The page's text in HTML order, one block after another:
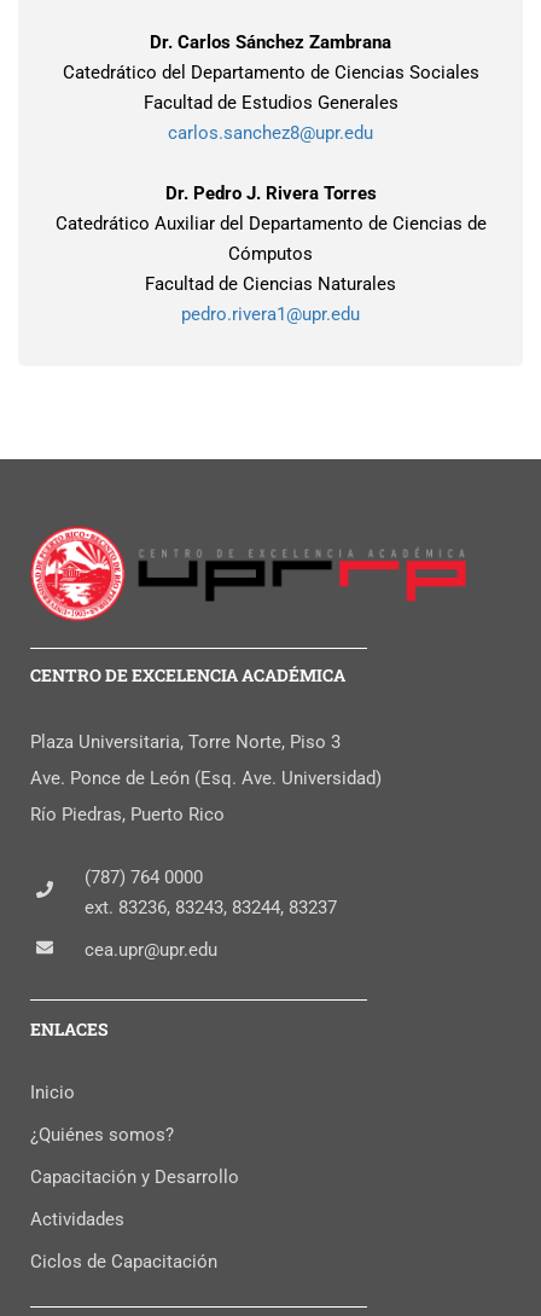
Dr. Carlos Sánchez Zambrana
Catedrático del Departamento de Ciencias Sociales
Facultad de Estudios Generales
carlos.sanchez8@upr.edu
Dr. Pedro J. Rivera Torres
Catedrático Auxiliar del Departamento de Ciencias de
Cómputos
Facultad de Ciencias Naturales
pedro.rivera1@upr.edu
CENTRO DE EXCELENCIA ACADÉMICA
Plaza Universitaria, Torre Norte, Piso 3
Ave. Ponce de León (Esq. Ave. Universidad)
Río Piedras, Puerto Rico
(787) 764 0000
ext. 83236, 83243, 83244, 83237
cea.upr@upr.edu
ENLACES
Inicio
¿Quiénes somos?
Capacitación y Desarrollo
Actividades
Ciclos de Capacitación